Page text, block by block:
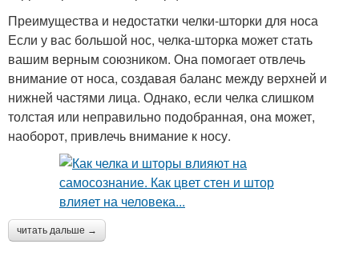
Преимущества и недостатки челки-шторки для носа
Если у вас большой нос, челка-шторка может стать
вашим верным союзником. Она помогает отвлечь
внимание от носа, создавая баланс между верхней и
нижней частями лица. Однако, если челка слишком
толстая или неправильно подобранная, она может,
наоборот, привлечь внимание к носу.
читать дальше →